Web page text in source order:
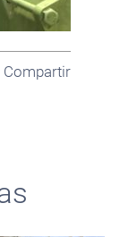
Compartir